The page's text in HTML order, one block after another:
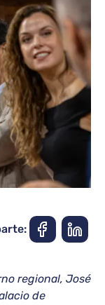
regional, José
de